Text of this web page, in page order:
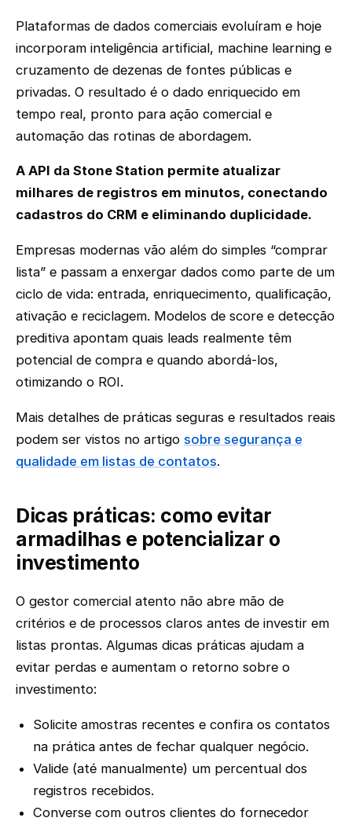
Plataformas de dados comerciais evoluíram e hoje
incorporam inteligência artificial, machine learning e
cruzamento de dezenas de fontes públicas e
privadas. O resultado é o dado enriquecido em
tempo real, pronto para ação comercial e
automação das rotinas de abordagem.
A API da Stone Station permite atualizar
milhares de registros em minutos, conectando
cadastros do CRM e eliminando duplicidade.
Empresas modernas vão além do simples “comprar
lista” e passam a enxergar dados como parte de um
ciclo de vida: entrada, enriquecimento, qualificação,
ativação e reciclagem. Modelos de score e detecção
preditiva apontam quais leads realmente têm
potencial de compra e quando abordá-los,
otimizando o ROI.
Mais detalhes de práticas seguras e resultados reais
podem ser vistos no artigo sobre segurança e
qualidade em listas de contatos.
Dicas práticas: como evitar
armadilhas e potencializar o
investimento
O gestor comercial atento não abre mão de
critérios e de processos claros antes de investir em
listas prontas. Algumas dicas práticas ajudam a
evitar perdas e aumentam o retorno sobre o
investimento:
Solicite amostras recentes e confira os contatos
na prática antes de fechar qualquer negócio.
Valide (até manualmente) um percentual dos
registros recebidos.
Converse com outros clientes do fornecedor